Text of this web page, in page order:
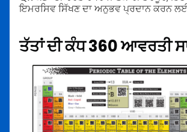
ਇਮਰਸਿਵ ਸਿੱਖਣ ਦਾ ਅਨੁਭਵ ਪ੍ਰਦਾਨ ਕਰਨ
ਤੱਤਾਂ ਦੀ ਕੰਧ 360 ਆਵਰਤੀ